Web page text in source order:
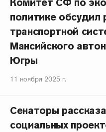
политике обсудил
транспортной
Мансийского
Югры
11 ноября 2025 г.
Сенаторы
социальных